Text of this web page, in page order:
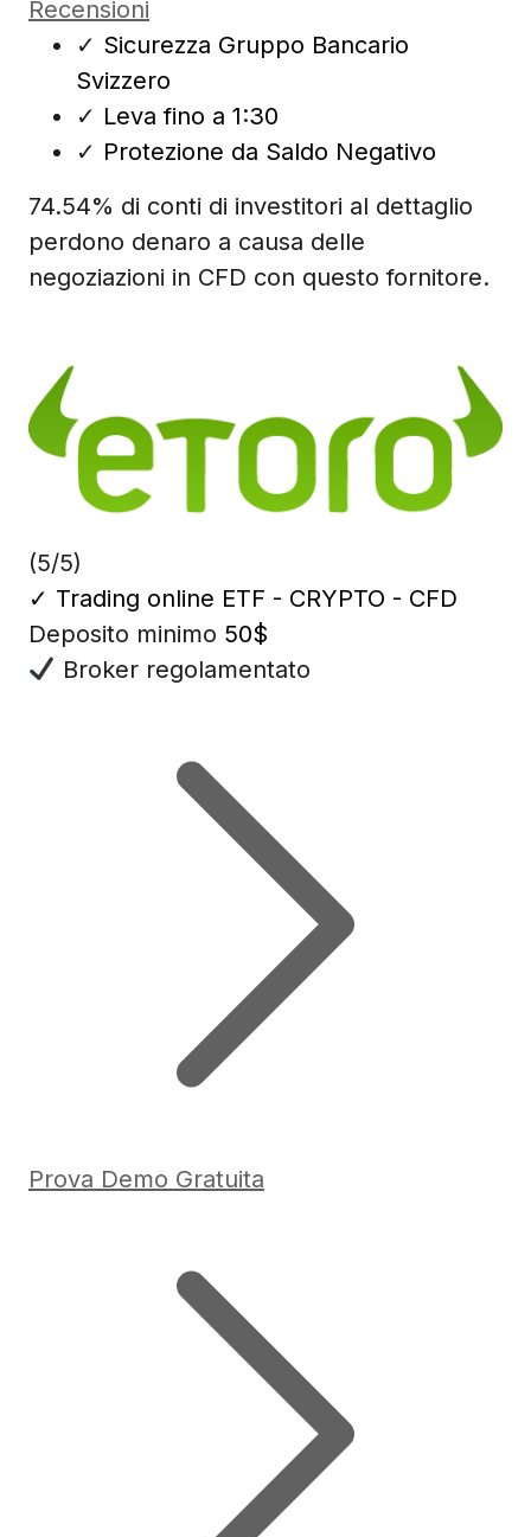
Recensioni
✓ Sicurezza Gruppo Bancario
Svizzero
✓ Leva fino a 1:30
✓ Protezione da Saldo Negativo
74.54% di conti di investitori al dettaglio
perdono denaro a causa delle
negoziazioni in CFD con questo fornitore.
(5/5)
✓ Trading online ETF - CRYPTO - CFD
Deposito minimo 50$
Broker regolamentato
Prova Demo Gratuita